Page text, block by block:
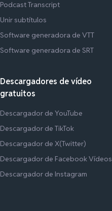
Podcast Transcript
Unir subtítulos
Software generadora de VTT
Software generadora de SRT
Descargadores de vídeo
gratuitos
Descargador de YouTube
Descargador de TikTok
Descargador de X(Twitter)
Descargador de Facebook Vídeos
Descargador de Instagram